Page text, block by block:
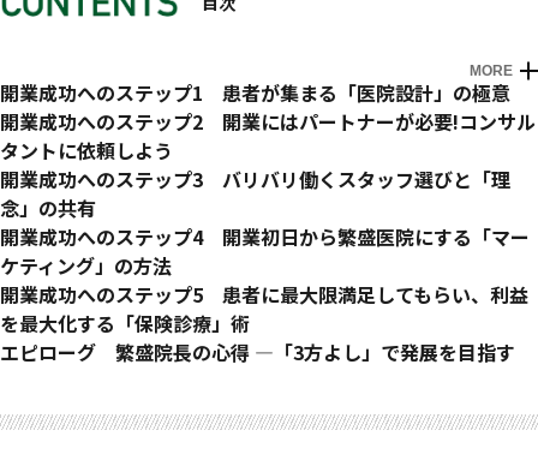
MORE
プロローグ 医院の開業はこうして失敗する
開業医が増え続ける理由
開業医は儲かる? 収入にまつわる実態
開業失敗が後を絶たない現実
知らないうちに開業する場所まで業者が決めてしまった!
意味のない贅沢が開業を失敗に終わらせる
重要なのは「理念」と「計算」
開業体験談 ― 梅木先生の場合
開業成功へのステップ1 患者が集まる「医院設計」の極意
「開業は立地が9割」ではない
予定患者数は大ウソ!「診療圏調査」はアテにならない
人の動線を重視した間取り設計のポイント
バンドワゴン効果で集患力を高める
競合より「少しだけ」豪華にするのがコツ
設計事務所と工事業者選びの極意
居抜き物件のコストメリットに騙されるな
開業成功へのステップ2 開業にはパートナーが必要!コンサル
タントに依頼しよう
あなたは相談相手なしで開業できますか?
「無料コンサル」にご用心
開業までのコンサル、その後の経営も見据えるコンサル
コンサルタントのほとんどはサラリーマンコンサル
良いコンサル、悪いコンサル
具体的には何をしてくれるのか?
コンサルはいつまで依頼すべきか?
開業成功へのステップ3 バリバリ働くスタッフ選びと「理
念」の共有
医院経営は「ヒト」が最も難しい
求人広告の費用対効果を最大にするコツ
以前の勤務先からスタッフを連れてくると失敗する
面接試験で重視すべきポイント
スタッフがついてくる院長、ついてこない院長
準備が7割できたらまずスタートする
給与でどのようにスタッフのモチベーションを上げるか?
開業成功へのステップ4 開業初日から繁盛医院にする「マー
ケティング」の方法
ただ開業しただけでは医院に閑古鳥が鳴く
医院の工事中からマーケティングは始まっている
圧倒的な効果を実現した集客手法
院長の個人情報を出す医院が患者を集める理由
コンテンツは患者さん向けにも院内向けにも使える
開業成功へのステップ5 患者に最大限満足してもらい、利益
を最大化する「保険診療」術
ビジネスモデルとしての「保険診療」
レセプトをじっと観察すれば光が見えてくる
医院の利益を損なわない薬の処方とは?
エピローグ 繁盛院長の心得 ―「3方よし」で発展を目指す
医院によし、患者さんによし、地域によし
開業を成功させるために最も大切なのは?